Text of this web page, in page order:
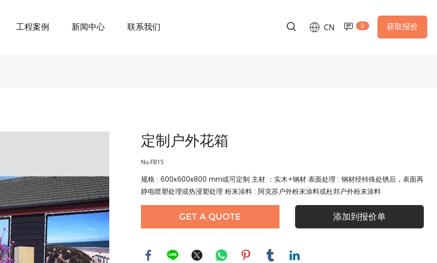
工程案例 新闻中心 联系我们 CN 0 获取报价
定制户外花箱
No.FB15
规格 : 600x600x800 mm或可定制 主材 ：实木+钢材 表面处理 : 钢材经特殊处锈后，表面再
静电喷塑处理或热浸塑处理 粉末涂料 : 阿克苏户外粉末涂料或杜邦户外粉末涂料
GET A QUOTE 添加到报价单